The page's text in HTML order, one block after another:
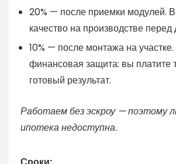
20% — после приемки модулей.
качество на производстве перед
10% — после монтажа на
финансовая защита: вы платите
готовый результат.
Работаем без эскроу — поэтому
ипотека недоступна.